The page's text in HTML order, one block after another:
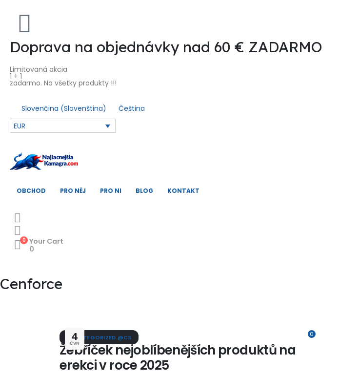
Doprava na objednávky nad 60 € ZADARMO
Limitovaná akcia
1 + 1
zadarmo. Na všetky produkty !!!
Slovenčina (Slovenština)
Čeština
EUR
OBCHOD PRO NĚJ PRO NI BLOG KONTAKT
0 Your Cart
0
Cenforce
4
ČVN
0
UNCATEGORIZED @CS
Žebříček nejoblíbenějších produktů na
erekci v roce 2025